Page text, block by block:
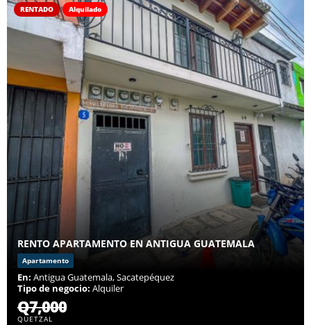
RENTADO Alquilado
RENTO APARTAMENTO EN ANTIGUA GUATEMALA
Apartamento
En: Antigua Guatemala, Sacatepéquez
Tipo de negocio: Alquiler
Q7,000
QUETZAL